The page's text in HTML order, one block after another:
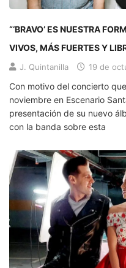
“‘BRAVO’ ES NUESTRA FORMA DE GRITAR QUE SEGUIMOS
VIVOS, MÁS FUERTES Y
J. Quintanilla 19 de
Con motivo del concierto
noviembre en Escenario
presentación de su nuevo
con la banda sobre esta